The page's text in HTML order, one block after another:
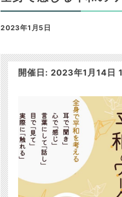
2023年1月5日
開催日: 2023年1月14